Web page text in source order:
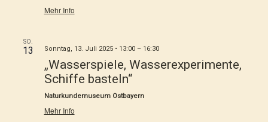
Mehr Info
SO.
13 Sonntag, 13. Juli 2025 • 13:00– 16:30
„Wasserspiele, Wasserexperimente,
Schiffe basteln“
Naturkundemuseum Ostbayern
Mehr Info